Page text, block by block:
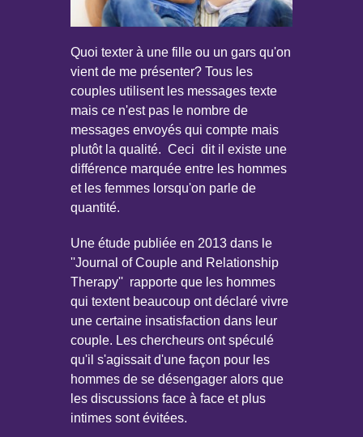
Quoi texter à une fille ou un gars qu'on
vient de me présenter? Tous les
couples utilisent les messages texte
mais ce n'est pas le nombre de
messages envoyés qui compte mais
plutôt la qualité. Ceci dit il existe une
différence marquée entre les hommes
et les femmes lorsqu'on parle de
quantité.
Une étude publiée en 2013 dans le
''Journal of Couple and Relationship
Therapy'' rapporte que les hommes
qui textent beaucoup ont déclaré vivre
une certaine insatisfaction dans leur
couple. Les chercheurs ont spéculé
qu'il s'agissait d'une façon pour les
hommes de se désengager alors que
les discussions face à face et plus
intimes sont évitées.